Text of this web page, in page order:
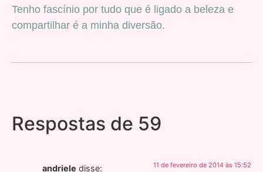
Tenho fascínio por tudo que é ligado a beleza e
compartilhar é a minha diversão.
Respostas de 59
andriele disse: 11 de fevereiro de 2014 às 15:52